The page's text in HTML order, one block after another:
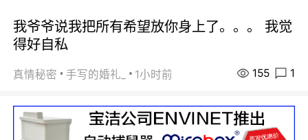
我爷爷说我把所有希望放你身上了。。。 我觉
得好自私
真情秘密 手写的婚礼_ 1小时前 155 1